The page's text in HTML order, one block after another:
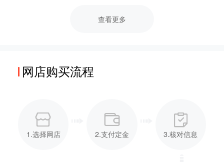
查看更多
网店购买流程
1.选择网店 2.支付定金 3.核对信息